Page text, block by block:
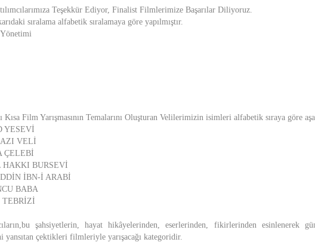
Teşekkür Ediyor, Finalist Filmlerimize Başarılar Diliyoruz.
sıralama alfabetik sıralamaya göre yapılmıştır.
Kısa Film Yarışmasının Temalarını Oluşturan Velilerimizin isimleri alfabetik sıraya göre
YESEVİ
VELİ
ÇELEBİ
HAKKI BURSEVİ
İBN-İ ARABİ
BABA
TEBRİZİ
şahsiyetlerin, hayat hikâyelerinden, eserlerinden, fikirlerinden esinlenerek
yansıtan çektikleri filmleriyle yarışacağı kategoridir.